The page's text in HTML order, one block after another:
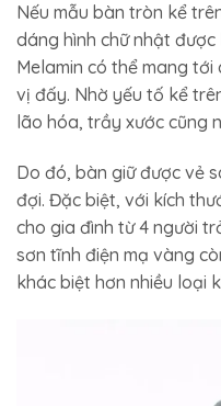
Nếu mẫu bàn tròn kể
dáng hình chữ nhật
Melamin có thể mang
vị đấy. Nhờ yếu tố kể
lão hóa, trầy xước cũng
Do đó, bàn giữ được vẻ
đợi. Đặc biệt, với kích
cho gia đình từ 4 người
sơn tĩnh điện mạ vàng
khác biệt hơn nhiều loại